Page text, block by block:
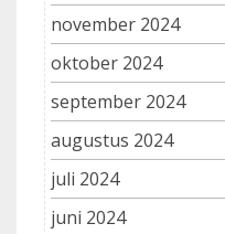
november 2024
oktober 2024
september 2024
augustus 2024
juli 2024
juni 2024